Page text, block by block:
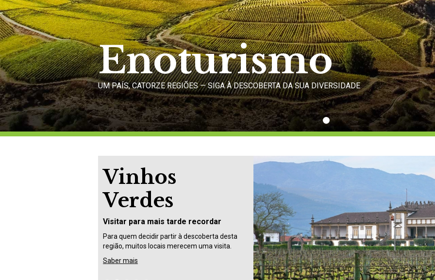
Enoturismo
UM PAÍS, CATORZE REGIÕES — SIGA À DESCOBERTA DA SUA DIVERSIDADE
Vinhos
Verdes
Visitar para mais tarde recordar
Para quem decidir partir à descoberta desta
região, muitos locais merecem uma visita.
Saber mais